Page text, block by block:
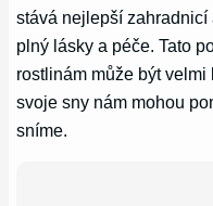
stává nejlepší
plný lásky a péče. Tato
rostlinám může být
svoje sny nám mohou
sníme.